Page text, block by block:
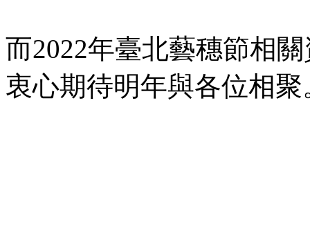
而2022年臺北藝穗節相
衷心期待明年與各位相聚